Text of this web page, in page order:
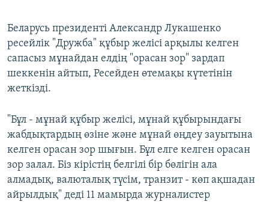
Беларусь президенті Александр Лукашенко
ресейлік "Дружба" құбыр желісі арқылы келген
сапасыз мұнайдан елдің "орасан зор" зардап
шеккенін айтып, Ресейден өтемақы күтетінін
жеткізді.
"Бұл - мұнай құбыр желісі, мұнай құбырындағы
жабдықтардың өзіне және мұнай өңдеу зауытына
келген орасан зор шығын. Бұл елге келген орасан
зор залал. Біз кірістің белгілі бір бөлігін ала
алмадық, валюталық түсім, транзит - көп ақшадан
айрылдық" деді 11 мамырда журналистер